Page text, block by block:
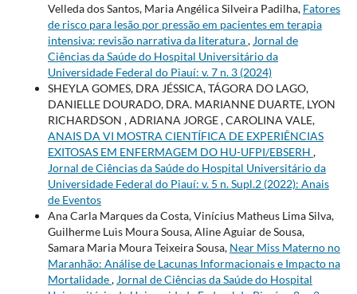
Velleda dos Santos, Maria Angélica Silveira Padilha, Fatores
de risco para lesão por pressão em pacientes em terapia
intensiva: revisão narrativa da literatura, Jornal de
Ciências da Saúde do Hospital Universitário da
Universidade Federal do Piauí: v. 7 n. 3 (2024)
SHEYLA GOMES, DRA JÉSSICA, TÁGORA DO LAGO,
DANIELLE DOURADO, DRA. MARIANNE DUARTE, LYON
RICHARDSON , ADRIANA JORGE , CAROLINA VALE,
ANAIS DA VI MOSTRA CIENTÍFICA DE EXPERIÊNCIAS
EXITOSAS EM ENFERMAGEM DO HU-UFPI/EBSERH ,
Jornal de Ciências da Saúde do Hospital Universitário da
Universidade Federal do Piauí: v. 5 n. Supl.2 (2022): Anais
de Eventos
Ana Carla Marques da Costa, Vinícius Matheus Lima Silva,
Guilherme Luìs Moura Sousa, Aline Aguiar de Sousa,
Samara Maria Moura Teixeira Sousa, Near Miss Materno no
Maranhão: Análise de Lacunas Informacionais e Impacto na
Mortalidade, Jornal de Ciências da Saúde do Hospital